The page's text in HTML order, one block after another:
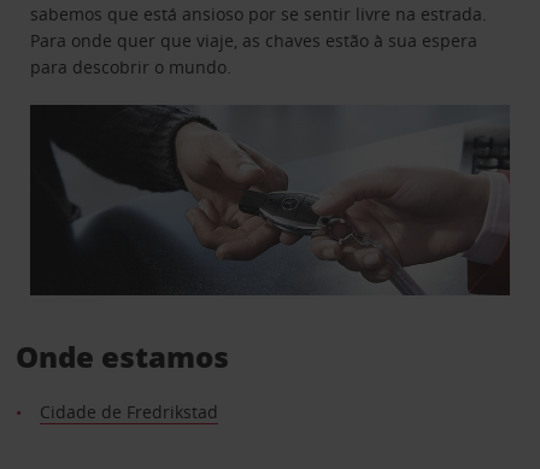
sabemos que está ansioso por se sentir livre na estrada.
Para onde quer que viaje, as chaves estão à sua espera
para descobrir o mundo.
Onde estamos
Cidade de Fredrikstad